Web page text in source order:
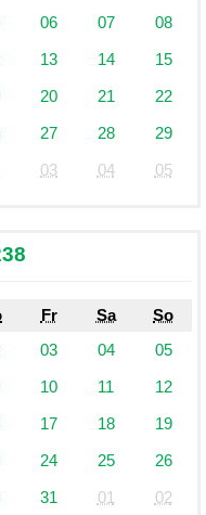
06 07
08
13 14
15
20 21
22
27 28
29
03 04 05
Fr Sa
So
03 04
05
10 11
12
17 18
19
24 25
26
31 01 02